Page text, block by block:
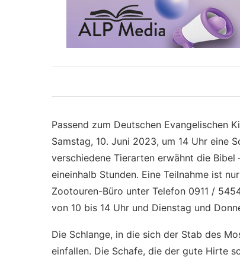
Passend zum Deutschen Evangelischen
Samstag, 10. Juni 2023, um 14 Uhr eine
verschiedene Tierarten erwähnt die
eineinhalb Stunden. Eine Teilnahme ist
Zootouren-Büro unter Telefon 0911 /
von 10 bis 14 Uhr und Dienstag und
Die Schlange, in die sich der Stab des
einfallen. Die Schafe, die der gute Hirte